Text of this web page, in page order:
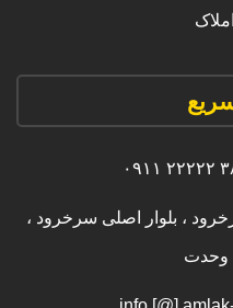
، بلوار اصلی سرخرود ،
وحدت